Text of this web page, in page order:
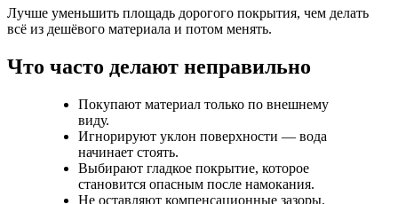
Лучше уменьшить площадь дорогого покрытия, чем делать
всё из дешёвого материала и потом менять.
Что часто делают неправильно
Покупают материал только по внешнему
виду.
Игнорируют уклон поверхности — вода
начинает стоять.
Выбирают гладкое покрытие, которое
становится опасным после намокания.
Не оставляют компенсационные зазоры.